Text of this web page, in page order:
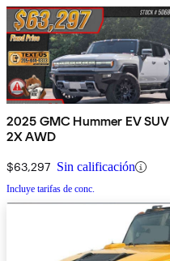
2025 GMC Hummer EV SUV
2X AWD
$63,297 Sin calificación
Incluye tarifas de conc.